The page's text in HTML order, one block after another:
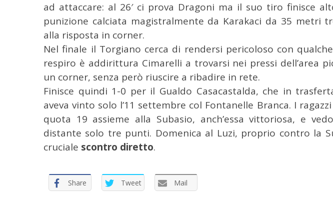
ad attaccare: al 26′ ci prova Dragoni ma il suo tiro finisce
punizione calciata magistralmente da Karakaci da 35 metri
alla risposta in corner.
Nel finale il Torgiano cerca di rendersi pericoloso con
respiro è addirittura Cimarelli a trovarsi nei pressi dell’area
un corner, senza però riuscire a ribadire in rete.
Finisce quindi 1-0 per il Gualdo Casacastalda, che in
aveva vinto solo l’11 settembre col Fontanelle Branca. I
quota 19 assieme alla Subasio, anch’essa vittoriosa, e
distante solo tre punti. Domenica al Luzi, proprio contro la
cruciale scontro diretto.
Share Tweet Mail